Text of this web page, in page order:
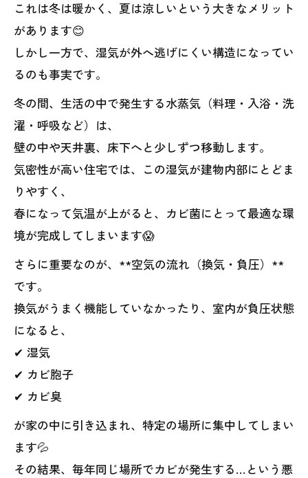
これは冬は暖かく、夏は涼しいという大きなメリット
があります😊
しかし一方で、湿気が外へ逃げにくい構造になってい
るのも事実です。
冬の間、生活の中で発生する水蒸気（料理・入浴・洗
濯・呼吸など）は、
壁の中や天井裏、床下へと少しずつ移動します。
気密性が高い住宅では、この湿気が建物内部にとどま
りやすく、
春になって気温が上がると、カビ菌にとって最適な環
境が完成してしまいます😱
さらに重要なのが、**空気の流れ（換気・負圧）**
です。
換気がうまく機能していなかったり、室内が負圧状態
になると、
✔ 湿気
✔ カビ胞子
✔ カビ臭
が家の中に引き込まれ、特定の場所に集中してしまい
ます💦
その結果、毎年同じ場所でカビが発生する…という悪